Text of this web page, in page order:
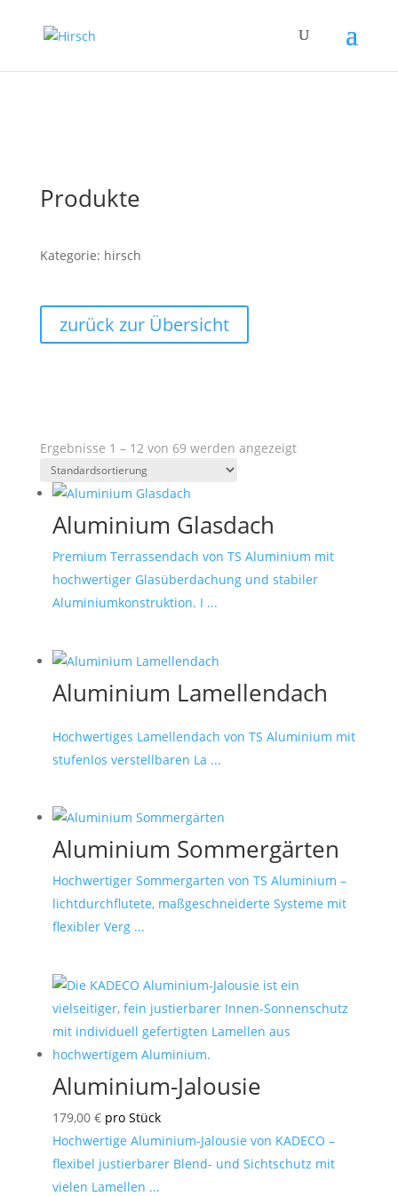
Produkte
Kategorie: hirsch
zurück zur Übersicht
Ergebnisse 1 – 12 von 69 werden angezeigt
Aluminium Glasdach
Premium Terrassendach von TS Aluminium mit
hochwertiger Glasüberdachung und stabiler
Aluminiumkonstruktion. I ...
Aluminium Lamellendach
Hochwertiges Lamellendach von TS Aluminium mit
stufenlos verstellbaren La ...
Aluminium Sommergärten
Hochwertiger Sommergarten von TS Aluminium –
lichtdurchflutete, maßgeschneiderte Systeme mit
flexibler Verg ...
Aluminium-Jalousie
179,00 € pro Stück
Hochwertige Aluminium-Jalousie von KADECO –
flexibel justierbarer Blend- und Sichtschutz mit
vielen Lamellen ...